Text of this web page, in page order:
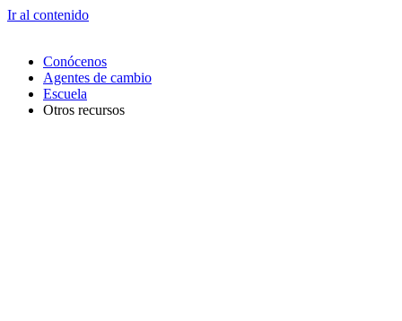
Ir al contenido
Conócenos
Agentes de cambio
Escuela
Otros recursos